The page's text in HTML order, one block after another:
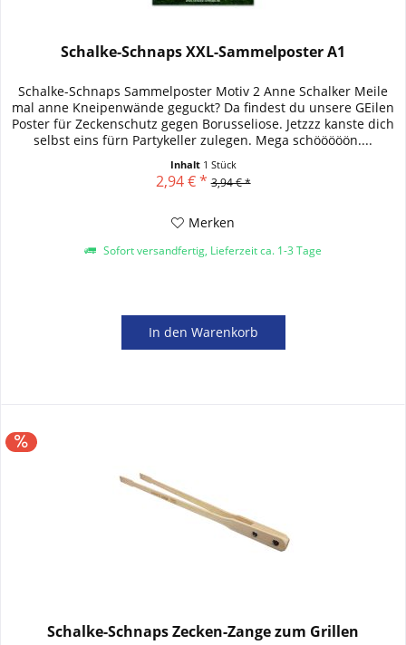
Schalke-Schnaps XXL-Sammelposter A1
Schalke-Schnaps Sammelposter Motiv 2 Anne Schalker Meile
mal anne Kneipenwände geguckt? Da findest du unsere GEilen
Poster für Zeckenschutz gegen Borusseliose. Jetzzz kanste dich
selbst eins fürn Partykeller zulegen. Mega schööööön....
Inhalt 1 Stück
2,94 € * 3,94 € *
Merken
Sofort versandfertig, Lieferzeit ca. 1-3 Tage
In den Warenkorb
Schalke-Schnaps Zecken-Zange zum Grillen